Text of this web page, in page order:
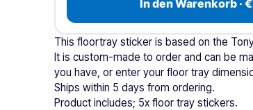
In den Warenkorb ·
This floortray sticker is based on the
It is custom-made to order and can be
you have, or enter your floor tray
Ships within 5 days from ordering.
Product includes; 5x floor tray stickers.